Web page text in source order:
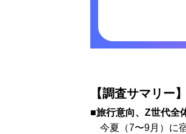
【調査サマリー】
■旅行意向、Z世代全
今夏（7〜9月）に